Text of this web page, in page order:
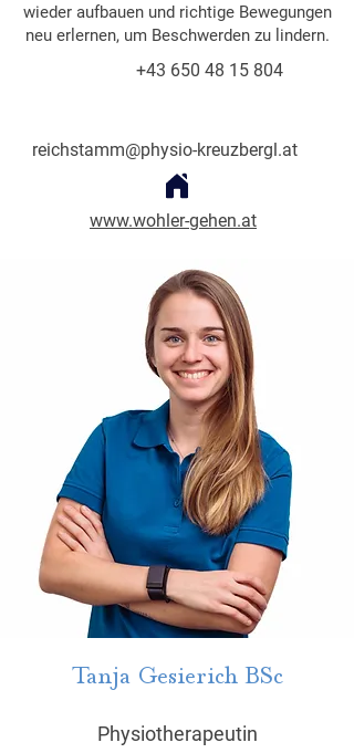
wieder aufbauen und richtige Bewegungen
neu erlernen, um Beschwerden zu lindern.
+43 650 48 15 804
reichstamm@physio-kreuzbergl.at
www.wohler-gehen.at
Tanja Gesierich BSc
Physiotherapeutin